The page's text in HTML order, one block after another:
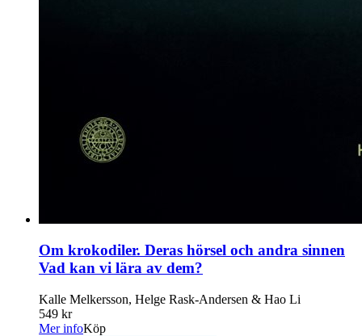
Om krokodiler. Deras hörsel och andra sinnen
Vad kan vi lära av dem?
Kalle Melkersson, Helge Rask-Andersen & Hao Li
549 kr
Mer infoKöp